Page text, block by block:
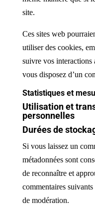
site.
Ces sites web
utiliser des cookies,
suivre vos interactions
vous disposez d’un
Statistiques et
Utilisation et
personnelles
Durées de
Si vous laissez un
métadonnées sont
de reconnaître et
commentaires
de modération.